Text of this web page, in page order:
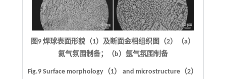
图9 焊球表面形貌（1）及断面金相组织图（2）（a）
氦气氛围制备；（b）氩气氛围制备
Fig.9 Surface morphology（1） and microstructure（2）